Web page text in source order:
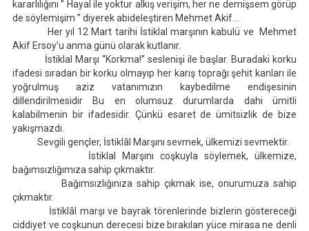
GÜNÜ
kararlılığını ” Hayal ile yoktur alkış verişim, her ne demişsem görüp
de söylemişim ” diyerek abideleştiren Mehmet Akif…
Her yıl 12 Mart tarihi İstiklal marşının kabulü ve Mehmet
Akif Ersoy’u anma günü olarak kutlanır.
İstiklal Marşı “Korkma!” seslenişi ile başlar. Buradaki korku
ifadesi sıradan bir korku olmayıp her karış toprağı şehit kanları ile
yoğrulmuş aziz vatanımızın kaybedilme endişesinin
dillendirilmesidir Bu en olumsuz durumlarda dahi ümitli
kalabilmenin bir ifadesidir. Çünkü esaret de ümitsizlik de bize
yakışmazdı.
Sevgili gençler, İstiklâl Marşını sevmek, ülkemizi sevmektir.
İstiklal Marşını coşkuyla söylemek, ülkemize,
bağımsızlığımıza sahip çıkmaktır.
Bağımsızlığınıza sahip çıkmak ise, onurumuza sahip
çıkmaktır.
İstiklâl marşı ve bayrak törenlerinde bizlerin göstereceği
ciddiyet ve coşkunun derecesi bize bırakılan yüce mirasa ne denli